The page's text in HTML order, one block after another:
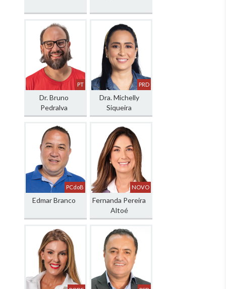
PT
Dr. Bruno
Pedralva
PRD
Dra. Michelly
Siqueira
PCdoB
Edmar Branco
NOVO
Fernanda Pereira
Altoé